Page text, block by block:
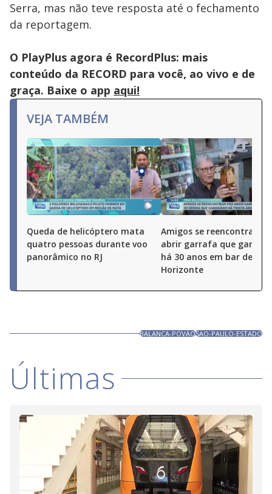
Serra, mas não teve resposta até o fechamento
da reportagem.
O PlayPlus agora é RecordPlus: mais
conteúdo da RECORD para você, ao vivo e de
graça. Baixe o app aqui!
VEJA TAMBÉM
Queda de helicóptero mata
quatro pessoas durante voo
panorâmico no RJ
Amigos se reencontram
abrir garrafa que
há 30 anos em bar de
Horizonte
BALANCA-POVAOSAO-PAULO-ESTADO
Últimas